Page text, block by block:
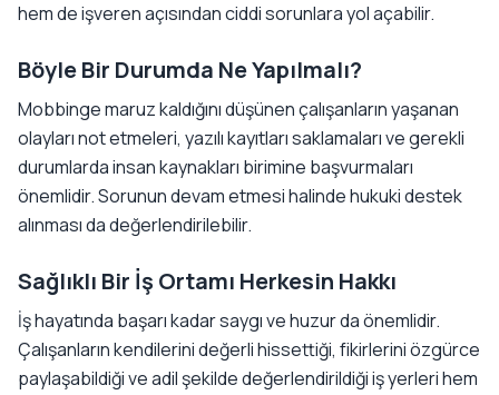
hem de işveren açısından ciddi sorunlara yol açabilir.
Böyle Bir Durumda Ne Yapılmalı?
Mobbinge maruz kaldığını düşünen çalışanların yaşanan
olayları not etmeleri, yazılı kayıtları saklamaları ve gerekli
durumlarda insan kaynakları birimine başvurmaları
önemlidir. Sorunun devam etmesi halinde hukuki destek
alınması da değerlendirilebilir.
Sağlıklı Bir İş Ortamı Herkesin Hakkı
İş hayatında başarı kadar saygı ve huzur da önemlidir.
Çalışanların kendilerini değerli hissettiği, fikirlerini özgürce
paylaşabildiği ve adil şekilde değerlendirildiği iş yerleri hem